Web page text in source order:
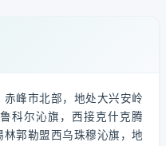
峰市北部，地处大兴安岭
科尔沁旗，西接克什克腾
郭勒盟西乌珠穆沁旗，地